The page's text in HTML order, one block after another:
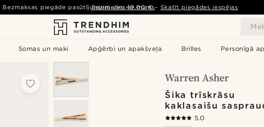
Somas un maki Apģērbi un apakšveļa Brilles Personīgā
Bezmaksas piegāde pasūtījumiem virs49,00 € - Skatīt piegādes iespējas
Sazinieties ar mums
Šika trīskrāsu
kaklasaišu
5.0